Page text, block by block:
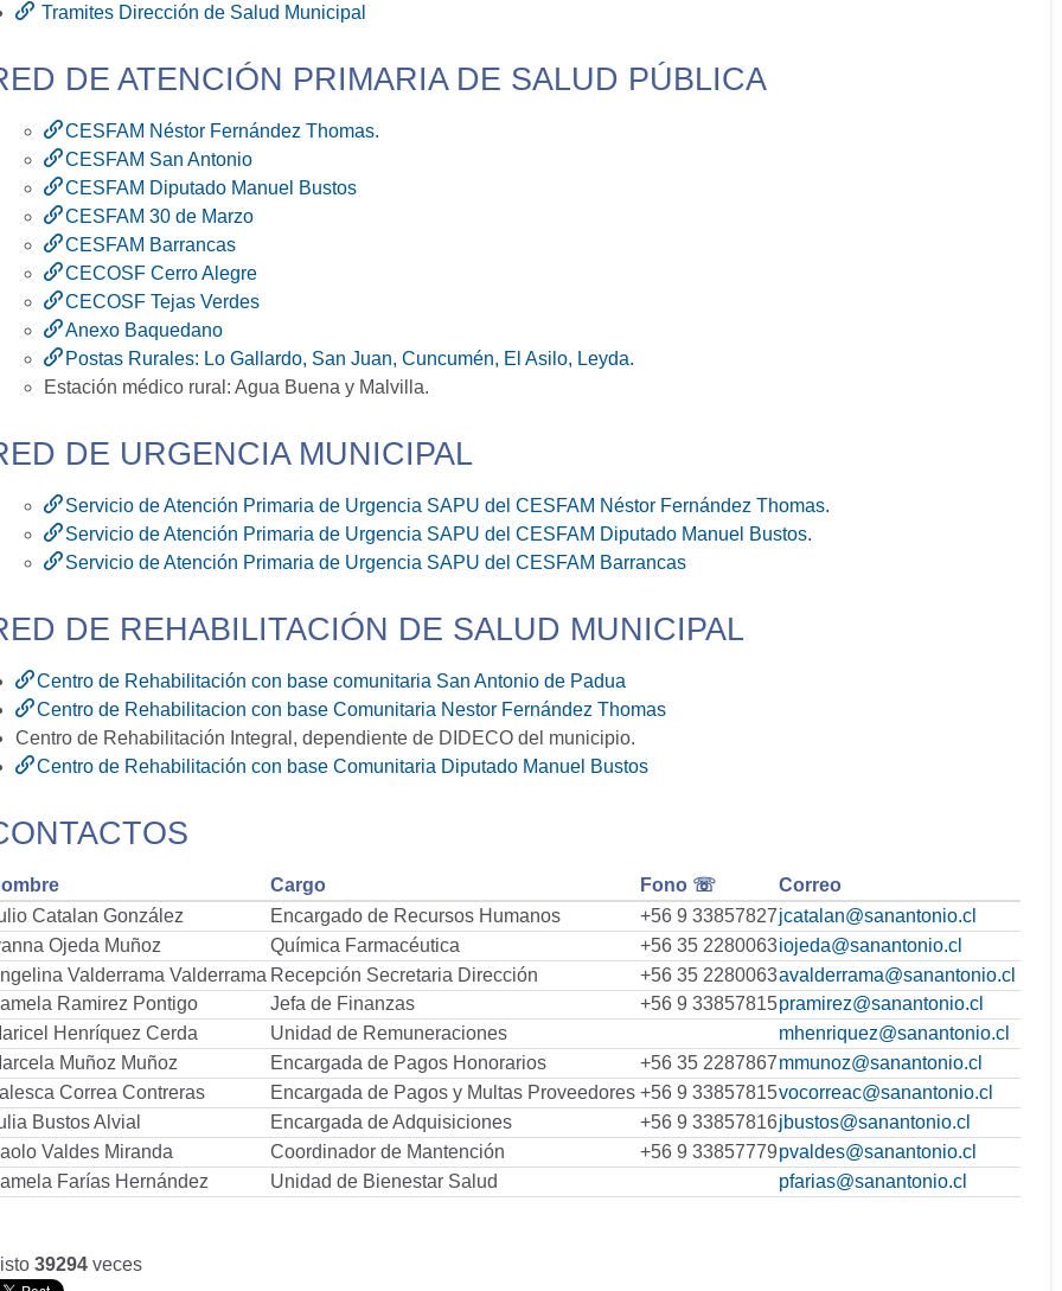
Tramites Dirección de Salud Municipal
DE ATENCIÓN PRIMARIA DE SALUD PÚBLICA
CESFAM Néstor Fernández Thomas.
CESFAM San Antonio
CESFAM Diputado Manuel Bustos
CESFAM 30 de Marzo
CESFAM Barrancas
CECOSF Cerro Alegre
CECOSF Tejas Verdes
Anexo Baquedano
Postas Rurales: Lo Gallardo, San Juan, Cuncumén, El Asilo, Leyda.
Estación médico rural: Agua Buena y Malvilla.
DE URGENCIA MUNICIPAL
Servicio de Atención Primaria de Urgencia SAPU del CESFAM Néstor Fernández Thomas.
Servicio de Atención Primaria de Urgencia SAPU del CESFAM Diputado Manuel Bustos.
Servicio de Atención Primaria de Urgencia SAPU del CESFAM Barrancas
DE REHABILITACIÓN DE SALUD MUNICIPAL
Centro de Rehabilitación con base comunitaria San Antonio de Padua
Centro de Rehabilitacion con base Comunitaria Nestor Fernández Thomas
Centro de Rehabilitación Integral, dependiente de DIDECO del municipio.
Centro de Rehabilitación con base Comunitaria Diputado Manuel Bustos
Cargo Fono ☏
Correo
Catalan González
Encargado de Recursos Humanos +56 9 33857827jcatalan@sanantonio.cl
Ojeda Muñoz
Química Farmacéutica +56 35 2280063iojeda@sanantonio.cl
Valderrama Valderrama Recepción Secretaria Dirección +56 35 2280063avalderrama@sanantonio.cl
Ramirez Pontigo
Jefa de Finanzas +56 9 33857815pramirez@sanantonio.cl
Henríquez Cerda
Unidad de Remuneraciones
mhenriquez@sanantonio.cl
Muñoz Muñoz
Encargada de Pagos Honorarios +56 35 2287867mmunoz@sanantonio.cl
Correa Contreras
Encargada de Pagos y Multas Proveedores +56 9 33857815vocorreac@sanantonio.cl
Bustos Alvial
Encargada de Adquisiciones +56 9 33857816jbustos@sanantonio.cl
Valdes Miranda
Coordinador de Mantención +56 9 33857779pvaldes@sanantonio.cl
Farías Hernández
Unidad de Bienestar Salud pfarias@sanantonio.cl
39294 veces